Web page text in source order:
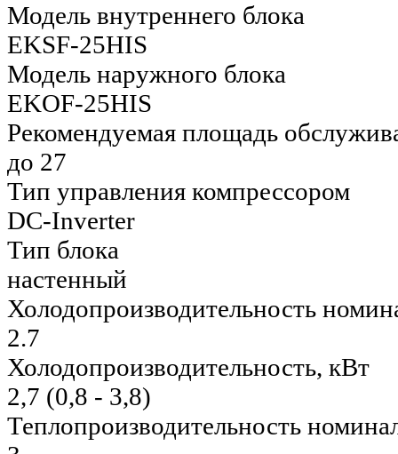
Модель внутреннего блока
EKSF-25HIS
Модель наружного блока
EKOF-25HIS
Рекомендуемая площадь
до 27
Тип управления компрессором
DC-Inverter
Тип блока
настенный
Холодопроизводительность
2.7
Холодопроизводительность, кВт
2,7 (0,8 - 3,8)
Теплопроизводительность